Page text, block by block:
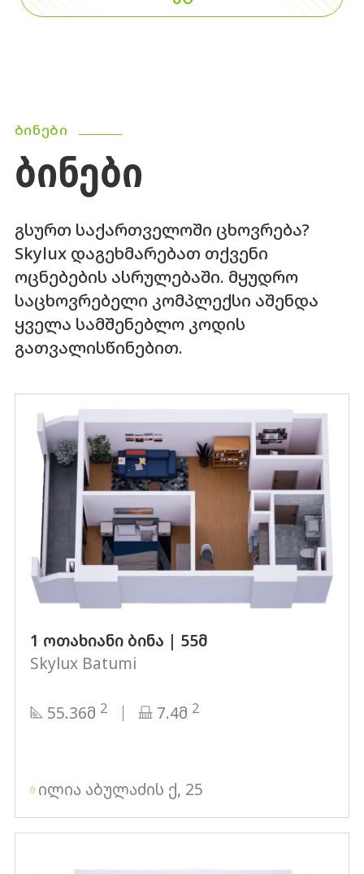
ᲑᲘᲜᲔᲑᲘ
ᲑᲘᲜᲔᲑᲘ
გსურთ საქართველოში ცხოვრება?
Skylux დაგეხმარებათ თქვენი
ოცნებების ასრულებაში. მყუდრო
საცხოვრებელი კომპლექსი აშენდა
ყველა სამშენებლო კოდის
გათვალისწინებით.
1 ოთახიანი ბინა | 55მ
Skylux Batumi
55.36მ 2 7.4მ 2
ილია აბულაძის ქ, 25